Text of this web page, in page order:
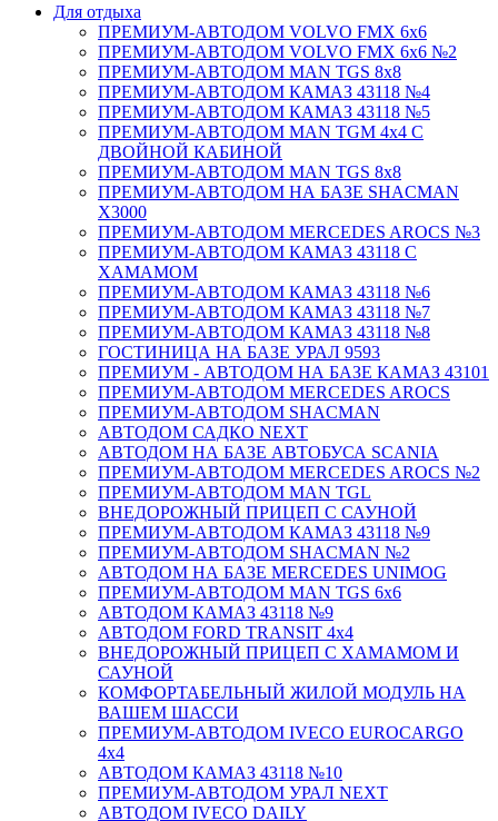
Для отдыха
ПРЕМИУМ-АВТОДОМ VOLVO FMX 6x6
ПРЕМИУМ-АВТОДОМ VOLVO FMX 6x6 №2
ПРЕМИУМ-АВТОДОМ MAN TGS 8х8
ПРЕМИУМ-АВТОДОМ КАМАЗ 43118 №4
ПРЕМИУМ-АВТОДОМ КАМАЗ 43118 №5
ПРЕМИУМ-АВТОДОМ MAN TGM 4х4 С
ДВОЙНОЙ КАБИНОЙ
ПРЕМИУМ-АВТОДОМ MAN TGS 8х8
ПРЕМИУМ-АВТОДОМ НА БАЗЕ SHACMAN
X3000
ПРЕМИУМ-АВТОДОМ MERCEDES AROCS №3
ПРЕМИУМ-АВТОДОМ КАМАЗ 43118 С
ХАМАМОМ
ПРЕМИУМ-АВТОДОМ КАМАЗ 43118 №6
ПРЕМИУМ-АВТОДОМ КАМАЗ 43118 №7
ПРЕМИУМ-АВТОДОМ КАМАЗ 43118 №8
ГОСТИНИЦА НА БАЗЕ УРАЛ 9593
ПРЕМИУМ - АВТОДОМ НА БАЗЕ КАМАЗ 43101
ПРЕМИУМ-АВТОДОМ MERCEDES AROCS
ПРЕМИУМ-АВТОДОМ SHACMAN
АВТОДОМ САДКО NEXT
АВТОДОМ НА БАЗЕ АВТОБУСА SCANIA
ПРЕМИУМ-АВТОДОМ MERCEDES AROCS №2
ПРЕМИУМ-АВТОДОМ MAN TGL
ВНЕДОРОЖНЫЙ ПРИЦЕП С САУНОЙ
ПРЕМИУМ-АВТОДОМ КАМАЗ 43118 №9
ПРЕМИУМ-АВТОДОМ SHACMAN №2
АВТОДОМ НА БАЗЕ MERCEDES UNIMOG
ПРЕМИУМ-АВТОДОМ MAN TGS 6х6
АВТОДОМ КАМАЗ 43118 №9
АВТОДОМ FORD TRANSIT 4x4
ВНЕДОРОЖНЫЙ ПРИЦЕП С ХАМАМОМ И
САУНОЙ
КОМФОРТАБЕЛЬНЫЙ ЖИЛОЙ МОДУЛЬ НА
ВАШЕМ ШАССИ
ПРЕМИУМ-АВТОДОМ IVECO EUROCARGO
4х4
АВТОДОМ КАМАЗ 43118 №10
ПРЕМИУМ-АВТОДОМ УРАЛ NEXT
АВТОДОМ IVECO DAILY